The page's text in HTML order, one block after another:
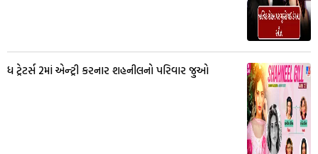
ધ ટ્રેટર્સ 2માં એન્ટ્રી કરનાર શહનીલનો પરિવાર જુઓ